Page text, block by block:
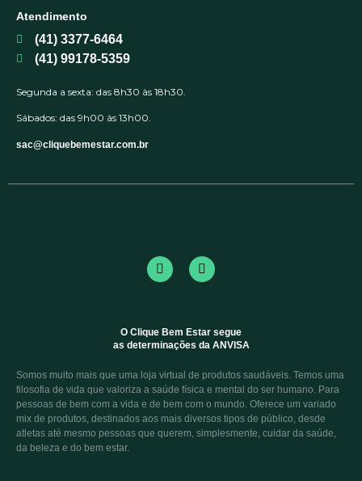
Atendimento
(41) 3377-6464
(41) 99178-5359
Segunda a sexta: das 8h30 às 18h30.
Sábados: das 9h00 às 13h00.
sac@cliquebemestar.com.br
O Clique Bem Estar segue
as determinações da ANVISA
Somos muito mais que uma loja virtual de produtos saudáveis. Temos uma
filosofia de vida que valoriza a saúde física e mental do ser humano. Para
pessoas de bem com a vida e de bem com o mundo. Oferece um variado
mix de produtos, destinados aos mais diversos tipos de público, desde
atletas até mesmo pessoas que querem, simplesmente, cuidar da saúde,
da beleza e do bem estar.